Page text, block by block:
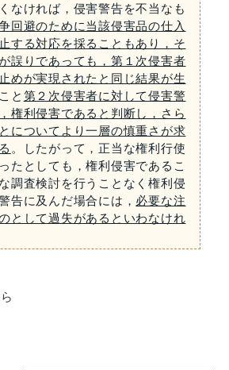
なければ，侵害警告を不当なも
回避のために当該侵害品の仕入
する対応を採ることもあり，そ
誤りであっても，第１次侵害者
めが実現されたと同じ結果が生
と 第２次侵害者に対して侵害警
権利侵害であると判断し，さら
についてより一層の慎重さが求
。したがって，正当な権利行使
たとしても，権利侵害であるこ
調査検討を行うことなく権利侵
告に及んだ場合には， 必要な注
として過失があるといわなけれ